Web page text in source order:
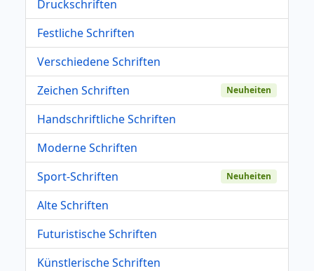
Druckschriften
Festliche Schriften
Verschiedene Schriften
Zeichen Schriften
Neuheiten
Handschriftliche Schriften
Moderne Schriften
Sport-Schriften
Neuheiten
Alte Schriften
Futuristische Schriften
Künstlerische Schriften